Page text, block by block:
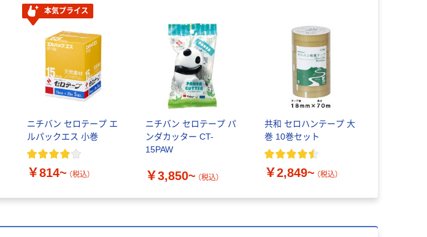
本気プライス
ニチバン セロテープ エ
ルパックエス 小巻
￥814~ （税込）
ニチバン セロテープ パ
ンダカッター CT-
15PAW
￥3,850~ （税込）
共和 セロハンテープ 大
巻 10巻セット
￥2,849~ （税込）